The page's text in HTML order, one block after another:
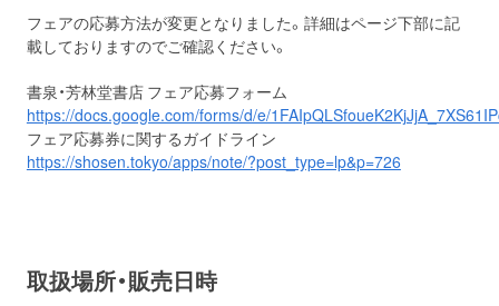
フェアの応募方法が変更となりました。詳細はページ下部に記
載しておりますのでご確認ください。
書泉・芳林堂書店 フェア応募フォーム
https://docs.google.com/forms/d/e/
フェア応募券に関するガイドライン
https://shosen.tokyo/apps/note/?post_type=lp&p=726
取扱場所・販売日時